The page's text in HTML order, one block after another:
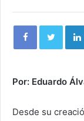
Por: Eduardo
Desde su